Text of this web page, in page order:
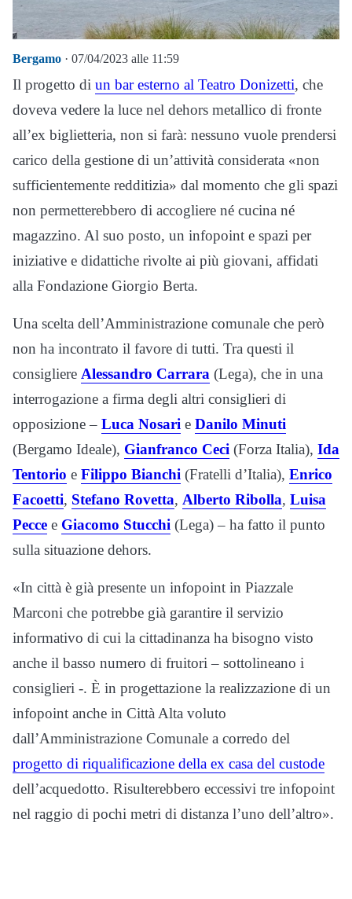
Bergamo · 07/04/2023 alle 11:59
Il progetto di un bar esterno al Teatro Donizetti, che
doveva vedere la luce nel dehors metallico di fronte
all’ex biglietteria, non si farà: nessuno vuole prendersi
carico della gestione di un’attività considerata «non
sufficientemente redditizia» dal momento che gli spazi
non permetterebbero di accogliere né cucina né
magazzino. Al suo posto, un infopoint e spazi per
iniziative e didattiche rivolte ai più giovani, affidati
alla Fondazione Giorgio Berta.
Una scelta dell’Amministrazione comunale che però
non ha incontrato il favore di tutti. Tra questi il
consigliere Alessandro Carrara (Lega), che in una
interrogazione a firma degli altri consiglieri di
opposizione – Luca Nosari e Danilo Minuti
(Bergamo Ideale), Gianfranco Ceci (Forza Italia), Ida
Tentorio e Filippo Bianchi (Fratelli d’Italia), Enrico
Facoetti, Stefano Rovetta, Alberto Ribolla, Luisa
Pecce e Giacomo Stucchi (Lega) – ha fatto il punto
sulla situazione dehors.
«In città è già presente un infopoint in Piazzale
Marconi che potrebbe già garantire il servizio
informativo di cui la cittadinanza ha bisogno visto
anche il basso numero di fruitori – sottolineano i
consiglieri -. È in progettazione la realizzazione di un
infopoint anche in Città Alta voluto
dall’Amministrazione Comunale a corredo del
progetto di riqualificazione della ex casa del custode
dell’acquedotto. Risulterebbero eccessivi tre infopoint
nel raggio di pochi metri di distanza l’uno dell’altro».